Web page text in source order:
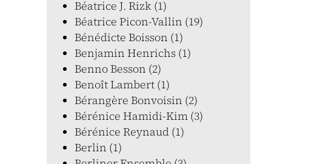
Béatrice J. Rizk (1)
Béatrice Picon-Vallin (19)
Bénédicte Boisson (1)
Benjamin Henrichs (1)
Benno Besson (2)
Benoît Lambert (1)
Bérangère Bonvoisin (2)
Bérénice Hamidi-Kim (3)
Bérénice Reynaud (1)
Berlin (1)